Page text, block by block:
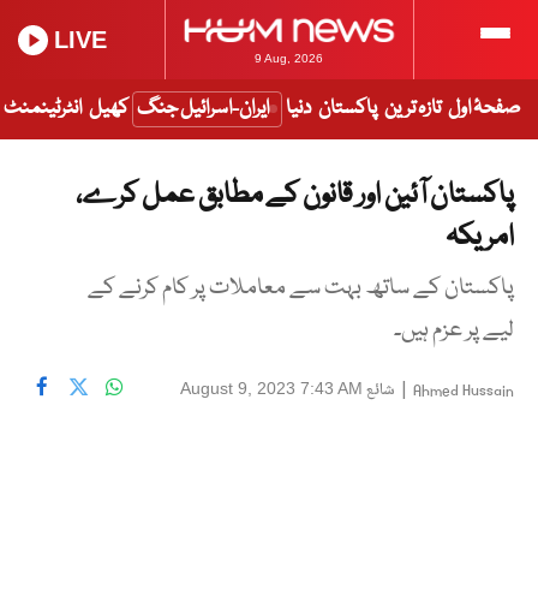
9 Aug, 2026
LIVE
صفحۂ اول تازہ ترین پاکستان دنیا ایران-اسرائیل جنگ کھیل انٹرٹینمنٹ
پاکستان آئین اور قانون کے مطابق عمل کرے،
امریکہ
پاکستان کے ساتھ بہت سے معاملات پر کام کرنے کے
لیے پر عزم ہیں۔
Ahmed Hussain
| شائع August 9, 2023 7:43 AM